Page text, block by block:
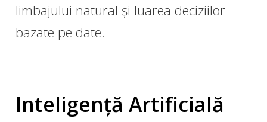
limbajului natural și luarea deciziilor
bazate pe date.
Inteligență Artificială